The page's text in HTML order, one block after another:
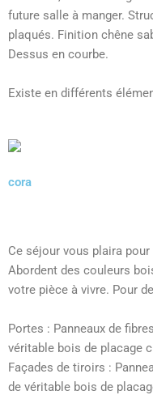
future salle à manger.
plaqués. Finition chêne
Dessus en courbe.
Existe en différents
cora
Ce séjour vous plaira
Abordent des couleurs
votre pièce à vivre. Pour
Portes : Panneaux de
véritable bois de placage
Façades de tiroirs :
de véritable bois de